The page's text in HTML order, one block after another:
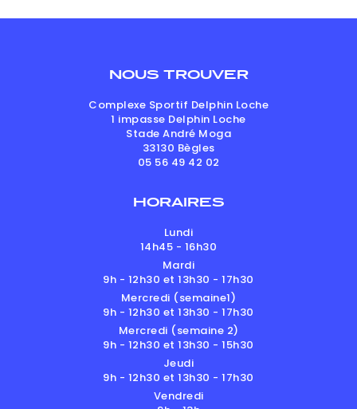
NOUS TROUVER
Complexe Sportif Delphin Loche
1 impasse Delphin Loche
Stade André Moga
33130 Bègles
05 56 49 42 02
HORAIRES
Lundi
14h45 - 16h30
Mardi
9h - 12h30 et 13h30 - 17h30
Mercredi (semaine1)
9h - 12h30 et 13h30 - 17h30
Mercredi (semaine 2)
9h - 12h30 et 13h30 - 15h30
Jeudi
9h - 12h30 et 13h30 - 17h30
Vendredi